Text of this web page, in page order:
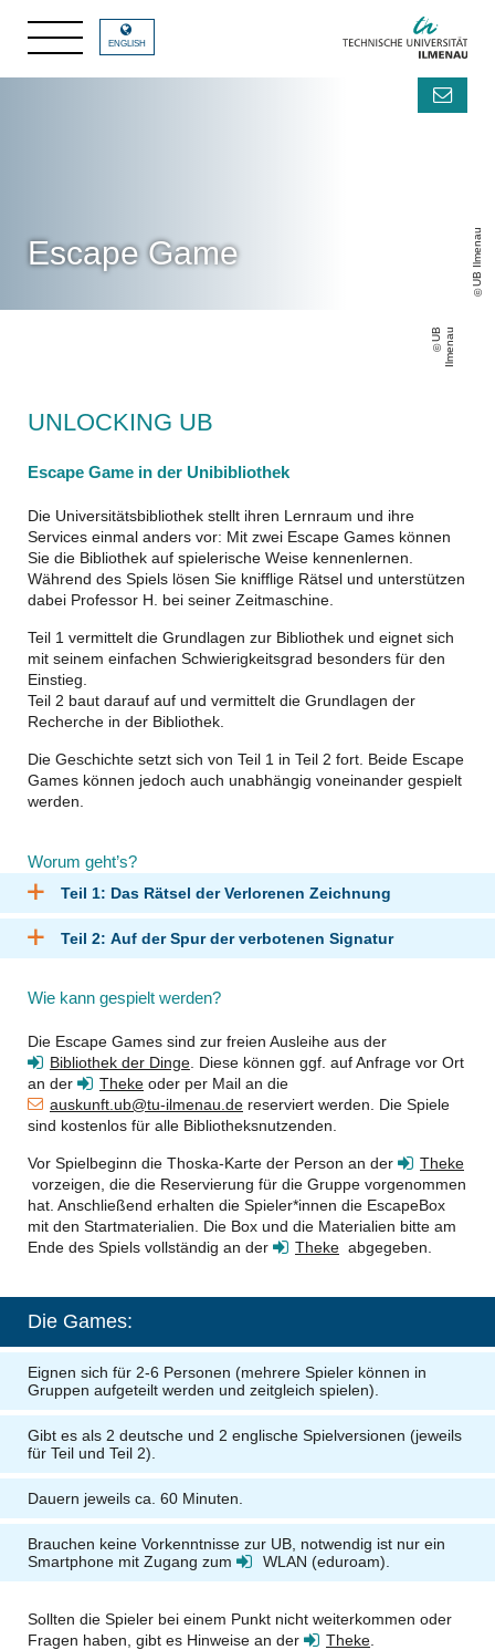
UB Ilmenau
ENGLISH
Escape Game
U
B
Il
m
e
n
a u
UNLOCKING UB
Escape Game in der Unibibliothek
Die Universitätsbibliothek stellt ihren Lernraum und ihre
Services einmal anders vor: Mit zwei Escape Games können
Sie die Bibliothek auf spielerische Weise kennenlernen.
Während des Spiels lösen Sie knifflige Rätsel und unterstützen
dabei Professor H. bei seiner Zeitmaschine.
Teil 1 vermittelt die Grundlagen zur Bibliothek und eignet sich
mit seinem einfachen Schwierigkeitsgrad besonders für den
Einstieg.
Teil 2 baut darauf auf und vermittelt die Grundlagen der
Recherche in der Bibliothek.
Die Geschichte setzt sich von Teil 1 in Teil 2 fort. Beide Escape
Games können jedoch auch unabhängig voneinander gespielt
werden.
Worum geht’s?
Teil 1: Das Rätsel der Verlorenen Zeichnung
Teil 2: Auf der Spur der verbotenen Signatur
Wie kann gespielt werden?
Die Escape Games sind zur freien Ausleihe aus der
Bibliothek der Dinge . Diese können ggf. auf Anfrage vor Ort
an der
Theke oder per Mail an die
auskunft.ub@tu-ilmenau.de reserviert werden. Die Spiele
sind kostenlos für alle Bibliotheksnutzenden.
Vor Spielbeginn die Thoska-Karte der Person an der
Theke
vorzeigen, die die Reservierung für die Gruppe vorgenommen
hat. Anschließend erhalten die Spieler*innen die EscapeBox
mit den Startmaterialien. Die Box und die Materialien bitte am
Ende des Spiels vollständig an der
Theke abgegeben.
Die Games:
Eignen sich für 2-6 Personen (mehrere Spieler können in
Gruppen aufgeteilt werden und zeitgleich spielen).
Gibt es als 2 deutsche und 2 englische Spielversionen (jeweils
für Teil und Teil 2).
Dauern jeweils ca. 60 Minuten.
Brauchen keine Vorkenntnisse zur UB, notwendig ist nur ein
Smartphone mit Zugang zum
WLAN (eduroam)
Sollten die Spieler bei einem Punkt nicht weiterkommen oder
Fragen haben, gibt es Hinweise an der
Theke